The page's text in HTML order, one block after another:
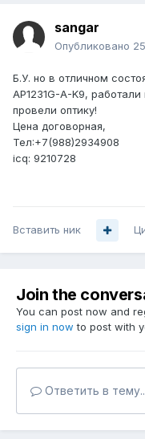
sangar
Опубликовано
Б.У. но в отличном
AP1231G-A-K9,
провели оптику!
Цена договорная,
Тел:+7(988)2934908
icq: 9210728
Вставить ник
Join the
You can post now and
sign in now to post with
Ответить в